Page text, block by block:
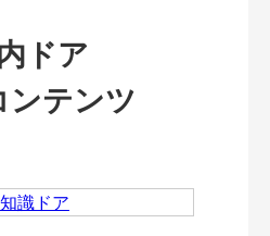
ドア
ンテンツ